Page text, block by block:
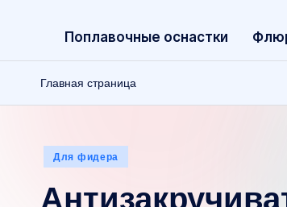
Поплавочные оснастки
Главная страница
Опубликовано
Для фидера